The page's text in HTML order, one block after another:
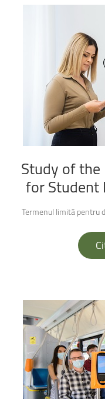
Study ofthe
forStudent
Termenul limită pentru